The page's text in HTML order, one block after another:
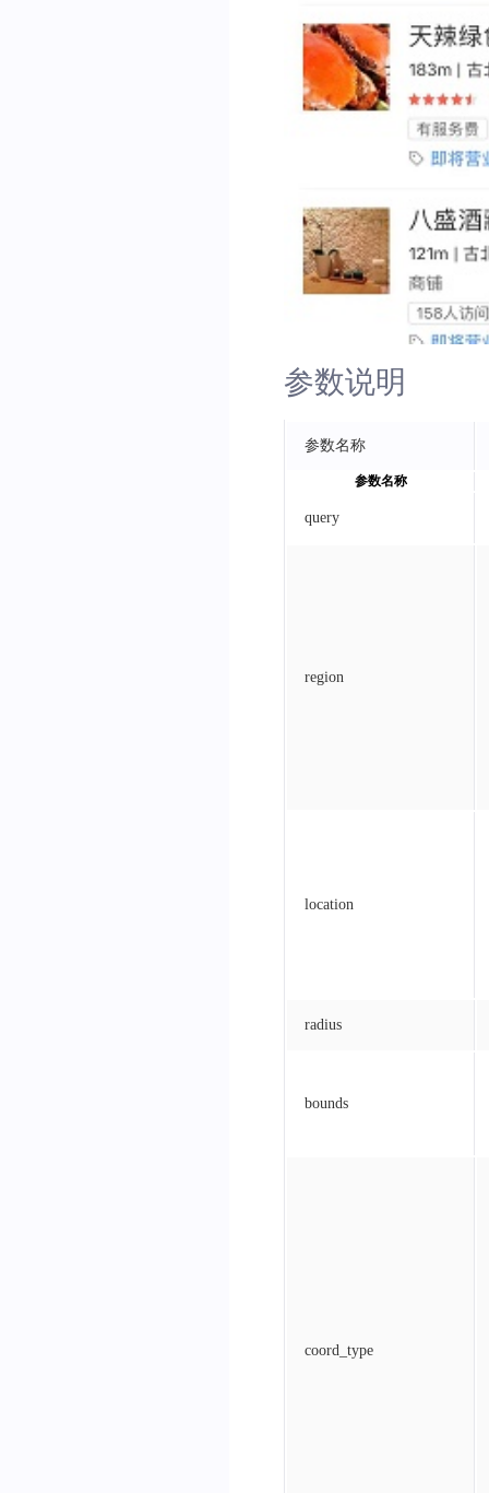
参数说明
参数名称
参数名称
query
region
location
radius
bounds
coord_type